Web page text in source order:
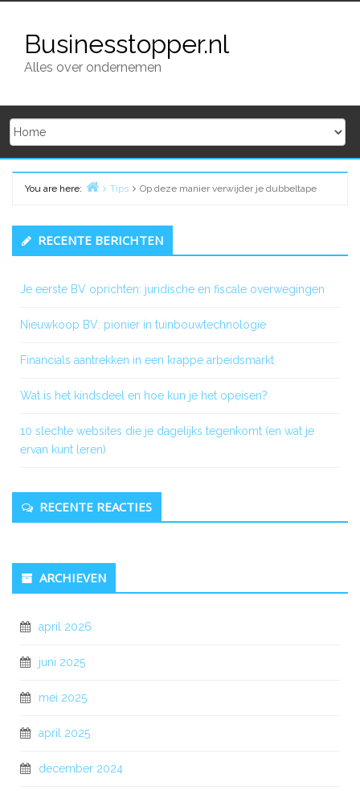
contentBusinesstopper.nl
Alles over ondernemen
You are here:
Tips Op deze manier verwijder je dubbeltape
Primary
Sidebar
RECENTE BERICHTEN
Je eerste BV oprichten: juridische en fiscale overwegingen
Nieuwkoop BV: pionier in tuinbouwtechnologie
Financials aantrekken in een krappe arbeidsmarkt
Wat is het kindsdeel en hoe kun je het opeisen?
10 slechte websites die je dagelijks tegenkomt (en wat je
ervan kunt leren)
RECENTE REACTIES
ARCHIEVEN
april 2026
juni 2025
mei 2025
april 2025
december 2024